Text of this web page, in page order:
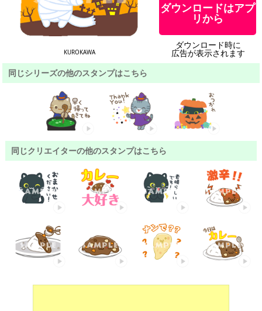
KUROKAWA
ダウンロードはアプ
リから
ダウンロード時に
広告が表示されます
同じシリーズの他のスタンプはこちら
同じクリエイターの他のスタンプはこちら